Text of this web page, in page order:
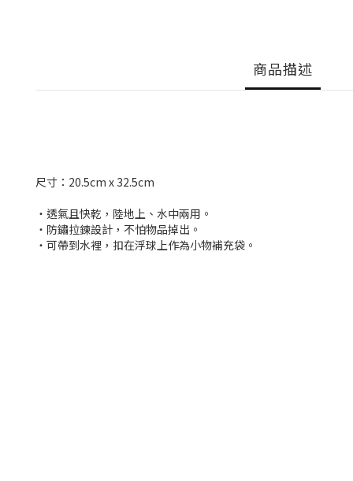
商品描述
尺寸：20.5cm x 32.5cm
・透氣且快乾，陸地上、水中兩用。
・防鏽拉鍊設計，不怕物品掉出。
・可帶到水裡，扣在浮球上作為小物補充袋。